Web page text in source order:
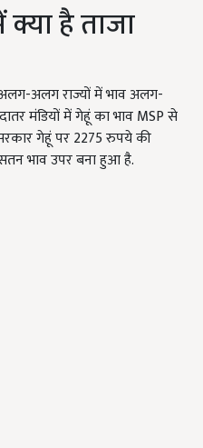
है ताजा
अलग राज्यों में भाव अलग-
मंडियों में गेहूं का भाव MSP से
गेहूं पर 2275 रुपये की
भाव उपर बना हुआ है.